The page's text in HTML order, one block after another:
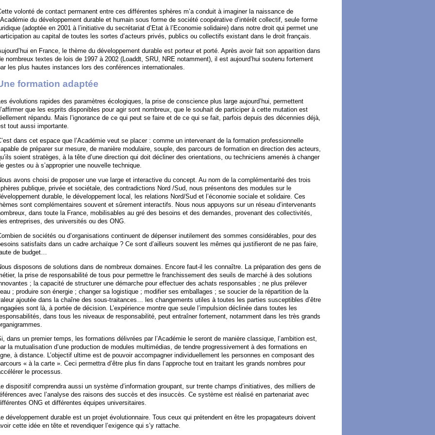
volonté de contact permanent entre ces différentes sphères m’a conduit à imaginer la naissance de
du développement durable et humain sous forme de société coopérative d’intérêt collectif, seule forme
(adoptée en 2001 à l’initiative du secrétariat d’Etat à l’Economie solidaire) dans notre droit qui permet une
au capital de toutes les sortes d’acteurs privés, publics ou collectifs existant dans le droit français.
en France, le thème du développement durable est porteur et porté. Après avoir fait son apparition dans
nombreux textes de lois de 1997 à 2002 (Loaddt, SRU, NRE notamment), il est aujourd’hui soutenu fortement
les plus hautes instances lors des conférences internationales.
formation adaptée
évolutions rapides des paramètres écologiques, la prise de conscience plus large aujourd’hui, permettent
que les esprits disponibles pour agir sont nombreux, que le souhait de participer à cette mutation est
répandu. Mais l’ignorance de ce qui peut se faire et de ce qui se fait, parfois depuis des décennies déjà,
tout aussi importante.
dans cet espace que l’Académie veut se placer : comme un intervenant de la formation professionnelle
de préparer sur mesure, de manière modulaire, souple, des parcours de formation en direction des acteurs,
soient stratèges, à la tête d’une direction qui doit décliner des orientations, ou techniciens amenés à changer
gestes ou à s’approprier une nouvelle technique.
avons choisi de proposer une vue large et interactive du concept. Au nom de la complémentarité des trois
publique, privée et sociétale, des contradictions Nord /Sud, nous présentons des modules sur le
durable, le développement local, les relations Nord/Sud et l’économie sociale et solidaire. Ces
sont complémentaires souvent et sûrement interactifs. Nous nous appuyons sur un réseau d’intervenants
dans toute la France, mobilisables au gré des besoins et des demandes, provenant des collectivités,
entreprises, des universités ou des ONG.
de sociétés ou d’organisations continuent de dépenser inutilement des sommes considérables, pour des
satisfaits dans un cadre archaïque ? Ce sont d’ailleurs souvent les mêmes qui justifieront de ne pas faire,
de budget…
disposons de solutions dans de nombreux domaines. Encore faut-il les connaître. La préparation des gens de
la prise de responsabilité de tous pour permettre le franchissement des seuils de marché à des solutions
; la capacité de structurer une démarche pour effectuer des achats responsables ; ne plus prélever
; produire son énergie ; changer sa logistique ; modifier ses emballages ; se soucier de la répartition de la
ajoutée dans la chaîne des sous-traitances… les changements utiles à toutes les parties susceptibles d’être
sont là, à portée de décision. L’expérience montre que seule l’impulsion déclinée dans toutes les
dans tous les niveaux de responsabilité, peut entraîner fortement, notamment dans les très grands
dans un premier temps, les formations délivrées par l’Académie le seront de manière classique, l’ambition est,
la mutualisation d’une production de modules multimédias, de tendre progressivement à des formations en
à distance. L’objectif ultime est de pouvoir accompagner individuellement les personnes en composant des
« à la carte ». Ceci permettra d’être plus fin dans l’approche tout en traitant les grands nombres pour
le processus.
dispositif comprendra aussi un système d’information groupant, sur trente champs d’initiatives, des milliers de
avec l’analyse des raisons des succès et des insuccès. Ce système est réalisé en partenariat avec
ONG et différentes équipes universitaires.
Le développement durable est un projet évolutionnaire. Tous ceux qui prétendent en être les propagateurs doivent
cette idée en tête et revendiquer l’exigence qui s’y rattache.